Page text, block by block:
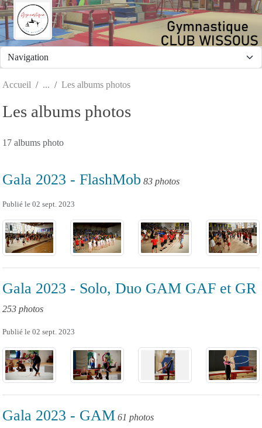
Accueil Les albums photos
Les albums photos
17 albums photo
Gala 2023 - FlashMob 83 photos
Publié le 02 sept. 2023
Gala 2023 - Solo, Duo GAM GAF et GR
253 photos
Publié le 02 sept. 2023
Gala 2023 - GAM 61 photos
Panneau de gestion des cookies